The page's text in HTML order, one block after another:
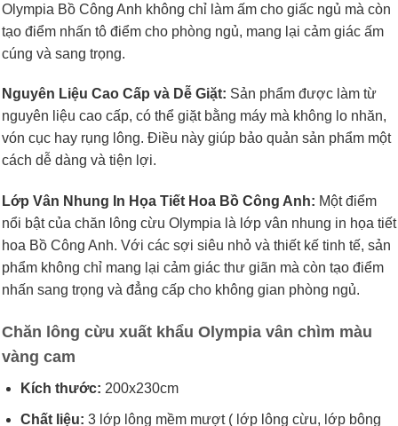
Olympia Bồ Công Anh không chỉ làm ấm cho giấc ngủ mà còn
tạo điểm nhấn tô điểm cho phòng ngủ, mang lại cảm giác ấm
cúng và sang trọng.
Nguyên Liệu Cao Cấp và Dễ Giặt: Sản phẩm được làm từ
nguyên liệu cao cấp, có thể giặt bằng máy mà không lo nhăn,
vón cục hay rụng lông. Điều này giúp bảo quản sản phẩm một
cách dễ dàng và tiện lợi.
Lớp Vân Nhung In Họa Tiết Hoa Bồ Công Anh: Một điểm
nổi bật của chăn lông cừu Olympia là lớp vân nhung in họa tiết
hoa Bồ Công Anh. Với các sợi siêu nhỏ và thiết kế tinh tế, sản
phẩm không chỉ mang lại cảm giác thư giãn mà còn tạo điểm
nhấn sang trọng và đẳng cấp cho không gian phòng ngủ.
Chăn lông cừu xuất khẩu Olympia vân chìm màu
vàng cam
Kích thước: 200x230cm
Chất liệu: 3 lớp lông mềm mượt ( lớp lông cừu, lớp bông